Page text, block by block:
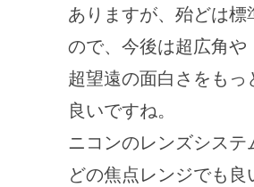
ありますが、殆どは標
ので、今後は超広角や
超望遠の面白さをもっ
良いですね。
ニコンのレンズシステ
どの焦点レンジでも良